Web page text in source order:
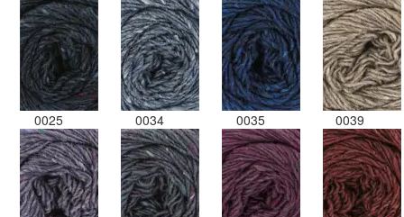
0025 0034 0035 0039